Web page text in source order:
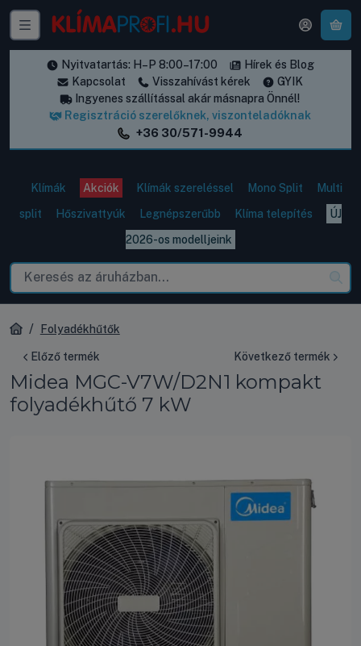
Nyitvatartás: H–P 8:00–17:00
Hírek és Blog
Kapcsolat
Visszahívást kérek
GYIK
Ingyenes szállítással akár másnapra Önnél!
Regisztráció szerelőknek, viszonteladóknak
+36 30/571-9944
Klímák Akciók Klímák szereléssel Mono Split
Multi
split
Hőszivattyúk Legnépszerűbb Klíma telepítés
ÚJ
2026-os modelljeink
Folyadékhűtők
Előző termék Következő termék
Midea MGC-V7W/D2N1 kompakt
folyadékhűtő 7 kW